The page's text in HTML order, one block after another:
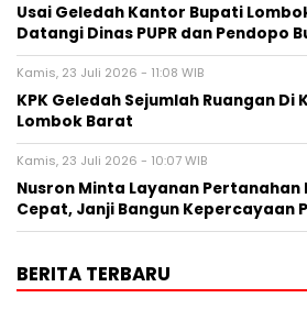
Usai Geledah Kantor Bupati
Datangi Dinas PUPR dan Pendopo
Kamis, 23 Juli 2026 - 11:08 WIB
KPK Geledah Sejumlah Ruangan
Lombok Barat
Kamis, 23 Juli 2026 - 10:07 WIB
Nusron Minta Layanan Pertanahan
Cepat, Janji Bangun Kepercayaan
BERITA TERBARU